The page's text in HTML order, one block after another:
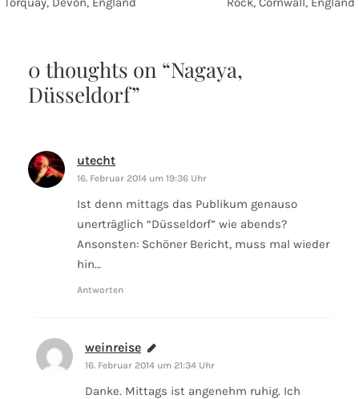
0 thoughts on “Nagaya,
Düsseldorf”
utecht
16. Februar 2014 um 19:36 Uhr
Ist denn mittags das Publikum genauso
unerträglich “Düsseldorf” wie abends?
Ansonsten: Schöner Bericht, muss mal wieder
hin…
Antworten
weinreise sagt:
16. Februar 2014 um 21:34 Uhr
Danke. Mittags ist angenehm ruhig. Ich